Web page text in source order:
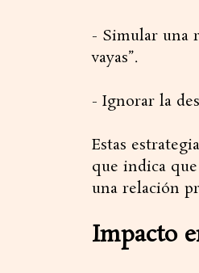
- Simular una
vayas”.
- Ignorar la
Estas
que indica
una relación
Impacto